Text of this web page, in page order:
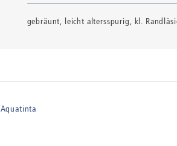
gebräunt, leicht altersspurig, kl.
Aquatinta